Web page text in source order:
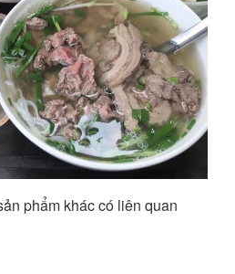
phẩm khác có liên quan